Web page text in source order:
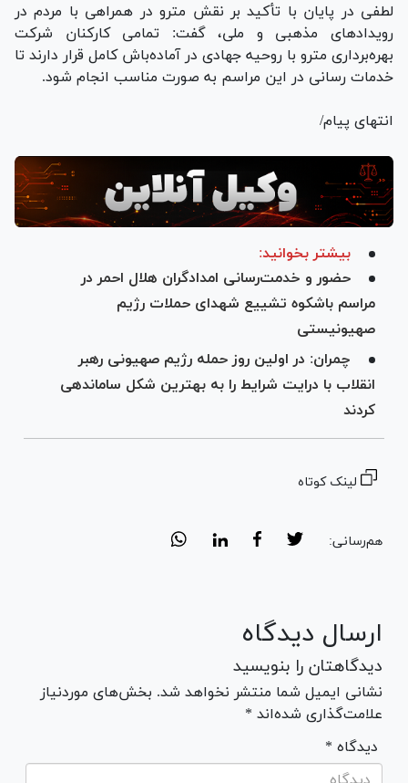
لطفی در پایان با تأکید بر نقش مترو در همراهی با مردم در
رویداد‌های مذهبی و ملی، گفت: تمامی کارکنان شرکت
بهره‌برداری مترو با روحیه جهادی در آماده‌باش کامل قرار دارند تا
خدمات رسانی در این مراسم به صورت مناسب انجام شود.
انتهای پیام/
بیشتر بخوانید:
حضور و خدمت‌رسانی امدادگران هلال احمر در
مراسم باشکوه تشییع شهدای حملات رژیم
صهیونیستی
چمران: در اولین روز حمله رژیم صهیونی رهبر
انقلاب با درایت شرایط را به بهترین شکل ساماندهی
کردند
لینک کوتاه
هم‌رسانی:
ارسال دیدگاه
دیدگاهتان را بنویسید
نشانی ایمیل شما منتشر نخواهد شد. بخش‌های موردنیاز
علامت‌گذاری شده‌اند *
* دیدگاه